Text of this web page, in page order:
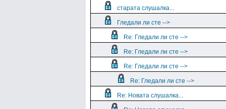
старата слушалка...
Гледали ли сте -->
Re: Гледали ли сте -->
Re: Гледали ли сте -->
Re: Гледали ли сте -->
Re: Гледали ли сте -->
Re: Новата слушалка...